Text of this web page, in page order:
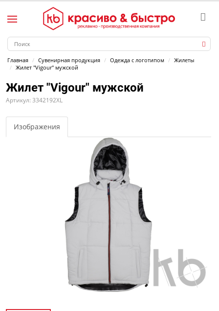
Главная Сувенирная продукция Одежда с логотипом
Жилеты
Жилет "Vigour" мужской
Жилет "Vigour" мужской
Артикул: 3342192XL
Изображения